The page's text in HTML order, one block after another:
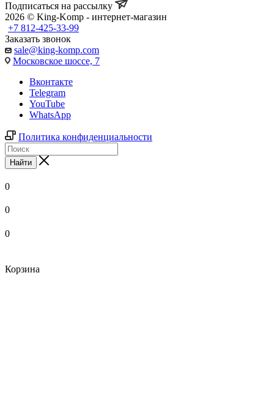
Подписаться на рассылку
2026 © King-Komp - интернет-магазин
+7 812-425-33-99
Заказать звонок
sale@king-komp.com
Московское шоссе, 7
Вконтакте
Telegram
YouTube
WhatsApp
Политика конфиденциальности
Найти
0
0
0
Корзина